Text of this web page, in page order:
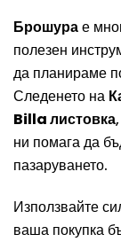
Брошурае
полезен
да планираме
Следенето на
Billa листовка
ни помага да
пазаруването.
Използвайте
ваша покупка